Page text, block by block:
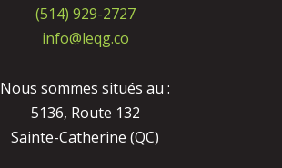
(514) 929-2727
info@leqg.co
Nous sommes situés au :
5136, Route 132
Sainte-Catherine (QC)